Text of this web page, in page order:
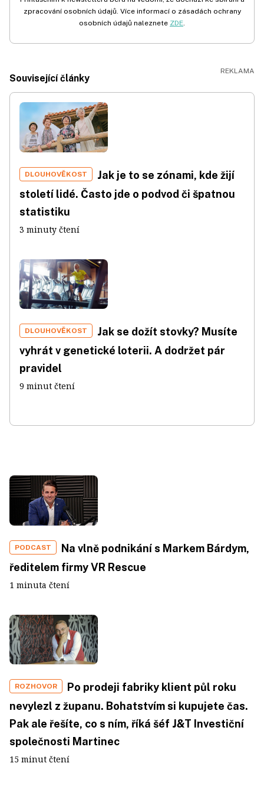
zpracování osobních údajů. Více informací o zásadách ochrany
osobních údajů naleznete ZDE.
Související články
DLOUHOVĚKOST
Jak je to se zónami, kde žijí
století lidé. Často jde o podvod či špatnou
statistiku
3 minuty čtení
DLOUHOVĚKOST
Jak se dožít stovky? Musíte
vyhrát v genetické loterii. A dodržet pár
pravidel
9 minut čtení
PODCAST
Na vlně podnikání s Markem Bárdym,
ředitelem firmy VR Rescue
1 minuta čtení
ROZHOVOR
Po prodeji fabriky klient půl roku
nevylezl z županu. Bohatstvím si kupujete čas.
Pak ale řešíte, co s ním, říká šéf J&T Investiční
společnosti Martinec
15 minut čtení